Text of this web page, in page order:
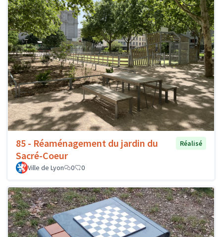
85 - Réaménagement du jardin du
Sacré-Coeur
Réalisé
Ville de Lyon 0 0